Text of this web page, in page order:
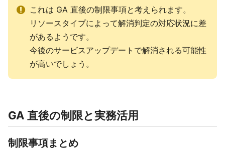
これは GA 直後の制限事項と考えられます。
リソースタイプによって解消判定の対応状況に差
があるようです。
今後のサービスアップデートで解消される可能性
が高いでしょう。
GA 直後の制限と実務活用
制限事項まとめ